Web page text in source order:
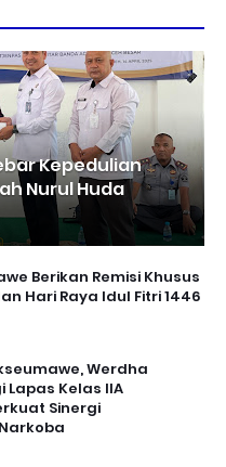
Kepedulian
Nurul Huda
Berikan Remisi Khusus
Hari Raya Idul Fitri 1446
Werdha
Lapas Kelas IIA
Sinergi